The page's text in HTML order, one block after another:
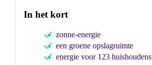
In het kort
zonne-energie
een groene opslagruimte
energie voor 123 huishoudens